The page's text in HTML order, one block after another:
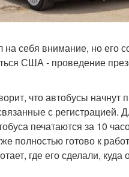
себя внимание, но его
США - проведение
что автобусы начнут
с регистрацией.
печатаются за 10
полностью готово к
где его сделали,